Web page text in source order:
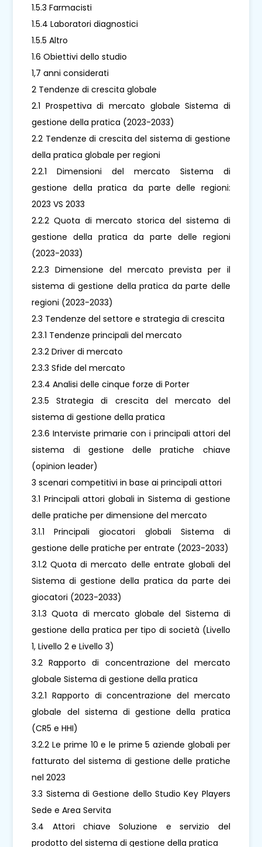
1.5.3 Farmacisti
1.5.4 Laboratori diagnostici
1.5.5 Altro
1.6 Obiettivi dello studio
1,7 anni considerati
2 Tendenze di crescita globale
2.1 Prospettiva di mercato globale Sistema di
gestione della pratica (2023-2033)
2.2 Tendenze di crescita del sistema di gestione
della pratica globale per regioni
2.2.1 Dimensioni del mercato Sistema di
gestione della pratica da parte delle regioni:
2023 VS 2033
2.2.2 Quota di mercato storica del sistema di
gestione della pratica da parte delle regioni
(2023-2033)
2.2.3 Dimensione del mercato prevista per il
sistema di gestione della pratica da parte delle
regioni (2023-2033)
2.3 Tendenze del settore e strategia di crescita
2.3.1 Tendenze principali del mercato
2.3.2 Driver di mercato
2.3.3 Sfide del mercato
2.3.4 Analisi delle cinque forze di Porter
2.3.5 Strategia di crescita del mercato del
sistema di gestione della pratica
2.3.6 Interviste primarie con i principali attori del
sistema di gestione delle pratiche chiave
(opinion leader)
3 scenari competitivi in ​​base ai principali attori
3.1 Principali attori globali in Sistema di gestione
delle pratiche per dimensione del mercato
3.1.1 Principali giocatori globali Sistema di
gestione delle pratiche per entrate (2023-2033)
3.1.2 Quota di mercato delle entrate globali del
Sistema di gestione della pratica da parte dei
giocatori (2023-2033)
3.1.3 Quota di mercato globale del Sistema di
gestione della pratica per tipo di società (Livello
1, Livello 2 e Livello 3)
3.2 Rapporto di concentrazione del mercato
globale Sistema di gestione della pratica
3.2.1 Rapporto di concentrazione del mercato
globale del sistema di gestione della pratica
(CR5 e HHI)
3.2.2 Le prime 10 e le prime 5 aziende globali per
fatturato del sistema di gestione delle pratiche
nel 2023
3.3 Sistema di Gestione dello Studio Key Players
Sede e Area Servita
3.4 Attori chiave Soluzione e servizio del
prodotto del sistema di gestione della pratica